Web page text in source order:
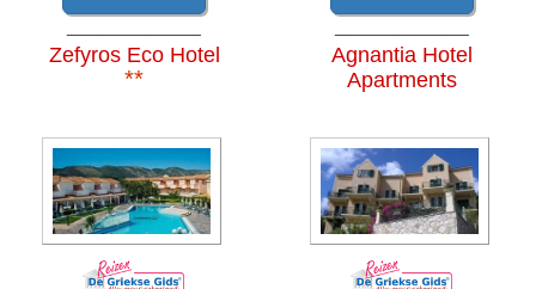
Zefyros Eco Hotel
**
Agnantia Hotel
Apartments